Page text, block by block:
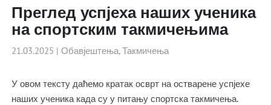
Преглед успјеха наших ученика
на спортским такмичењима
21.03.2025 | Обавјештења,Такмичења
У овом тексту даћемо кратак осврт на остварене успјехе
наших ученика када су у питању спортска такмичења.